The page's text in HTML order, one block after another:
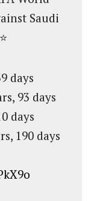
Saudi
days
93 days
days
190 days